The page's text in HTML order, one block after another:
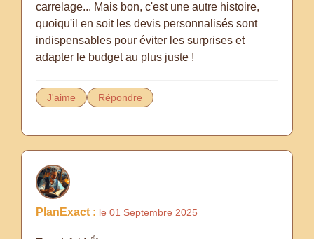
carrelage... Mais bon, c'est une autre histoire,
quoiqu'il en soit les devis personnalisés sont
indispensables pour éviter les surprises et
adapter le budget au plus juste !
J'aime Répondre
PlanExact : le 01 Septembre 2025